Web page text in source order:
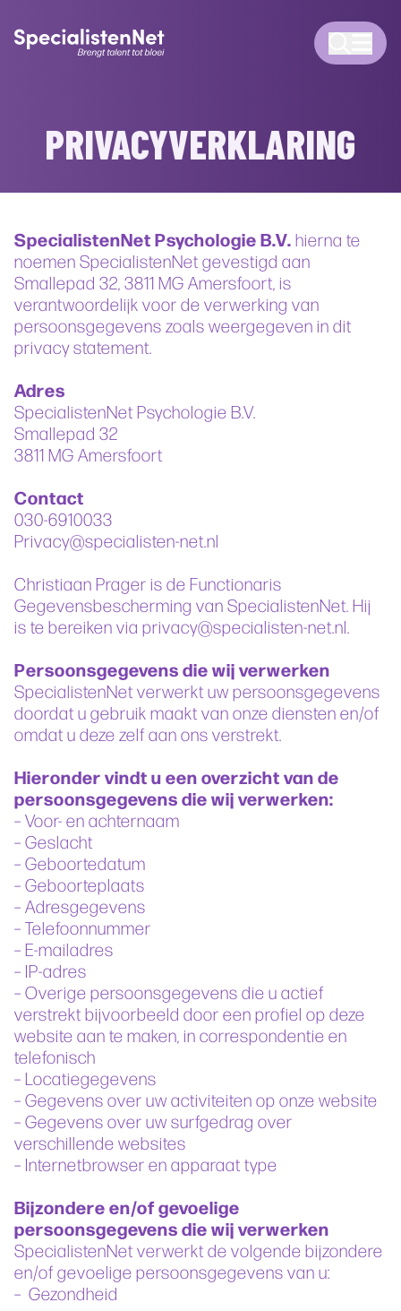
PRIVACYVERKLARING
SpecialistenNet Psychologie B.V. hierna te
noemen SpecialistenNet gevestigd aan
Smallepad 32, 3811 MG Amersfoort, is
verantwoordelijk voor de verwerking van
persoonsgegevens zoals weergegeven in dit
privacy statement.
Adres
SpecialistenNet Psychologie B.V.
Smallepad 32
3811 MG Amersfoort
Contact
030-6910033
Privacy@specialisten-net.nl
Christiaan Prager is de Functionaris
Gegevensbescherming van SpecialistenNet. Hij
is te bereiken via privacy@specialisten-net.nl.
Persoonsgegevens die wij verwerken
SpecialistenNet verwerkt uw persoonsgegevens
doordat u gebruik maakt van onze diensten en/of
omdat u deze zelf aan ons verstrekt.
Hieronder vindt u een overzicht van de
persoonsgegevens die wij verwerken:
– Voor- en achternaam
– Geslacht
– Geboortedatum
– Geboorteplaats
– Adresgegevens
– Telefoonnummer
– E-mailadres
– IP-adres
– Overige persoonsgegevens die u actief
verstrekt bijvoorbeeld door een profiel op deze
website aan te maken, in correspondentie en
telefonisch
– Locatiegegevens
– Gegevens over uw activiteiten op onze website
– Gegevens over uw surfgedrag over
verschillende websites
– Internetbrowser en apparaat type
Bijzondere en/of gevoelige
persoonsgegevens die wij verwerken
SpecialistenNet verwerkt de volgende bijzondere
en/of gevoelige persoonsgegevens van u:
– Gezondheid